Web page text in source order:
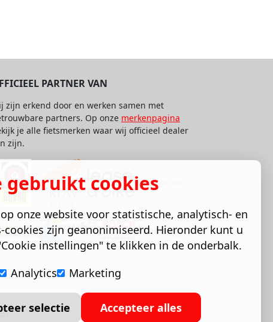
PARTNER VAN
zijn erkend door en werken samen met
partners. Op onze merkenpagina
je alle fietsmerken waar wij officieel dealer
zijn.
gebruikt cookies
onze website voor statistische, analytisch- en
zijn geanonimiseerd. Hieronder kunt u
instellingen" te klikken in de onderbalk.
Analytics Marketing
selectie Accepteer alles